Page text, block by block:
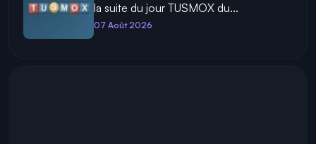
la suite du jour TUSMOX du...
07 Août 2026